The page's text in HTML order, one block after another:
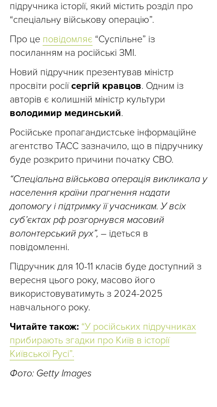
підручника історії, який містить розділ про
“спеціальну військову операцію”.
Про це повідомляє “Суспільне” із
посиланням на російські ЗМІ.
Новий підручник презентував міністр
просвіти росіїсергій кравцов. Одним із
авторів є колишній міністр культури
володимир мединський.
Російське пропагандистське інформаційне
агентство ТАСС зазначило, що в підручнику
буде розкрито причини початку СВО.
“Спеціальна військова операція викликала у
населення країни прагнення надати
допомогу і підтримку її учасникам. У всіх
суб’єктах рф розгорнувся масовий
волонтерський рух”, – ідеться в
повідомленні.
Підручник для 10-11 класів буде доступний з
вересня цього року, масово його
використовуватимуть з 2024-2025
навчального року.
Читайте також: “У російських підручниках
прибирають згадки про Київ в історії
Київської Русі”.
Фото: Getty Images